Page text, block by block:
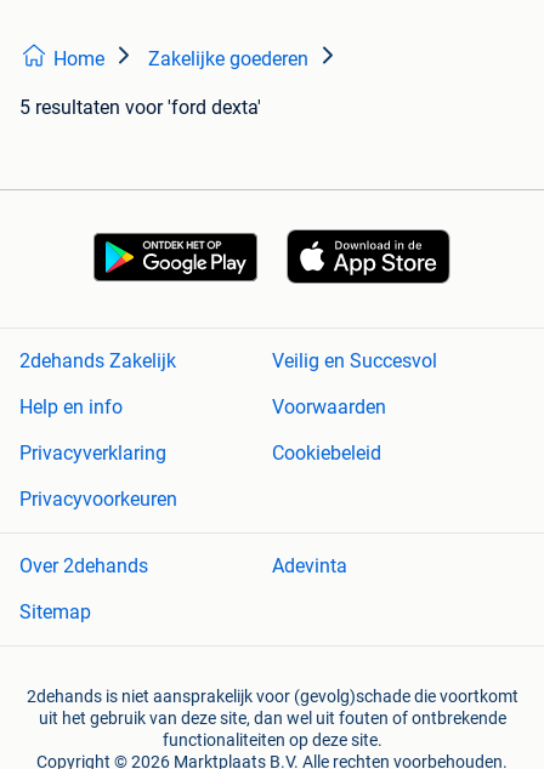
Home Zakelijke goederen
5 resultaten voor 'ford dexta'
2dehands Zakelijk
Veilig en Succesvol
Help en info
Voorwaarden
Privacyverklaring
Cookiebeleid
Privacyvoorkeuren
Over 2dehands
Adevinta
Sitemap
2dehands is niet aansprakelijk voor (gevolg)schade die voortkomt
uit het gebruik van deze site, dan wel uit fouten of ontbrekende
functionaliteiten op deze site.
Copyright © 2026 Marktplaats B.V. Alle rechten voorbehouden.